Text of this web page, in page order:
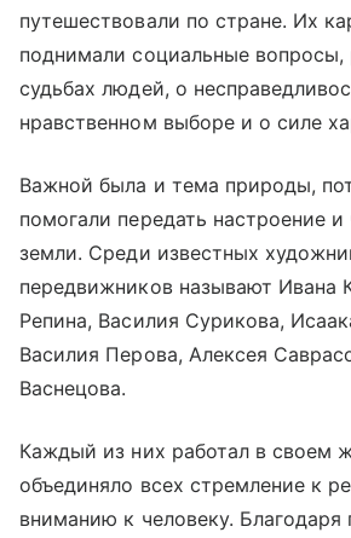
путешествовали по стране. Их
поднимали социальные вопросы,
судьбах людей, о
нравственном выборе и о силе
Важной была и тема природы,
помогали передать настроение
земли. Среди известных
передвижников называют Ивана
Репина, Василия Сурикова,
Василия Перова, Алексея
Васнецова.
Каждый из них работал в своем
объединяло всех стремление к
вниманию к человеку.